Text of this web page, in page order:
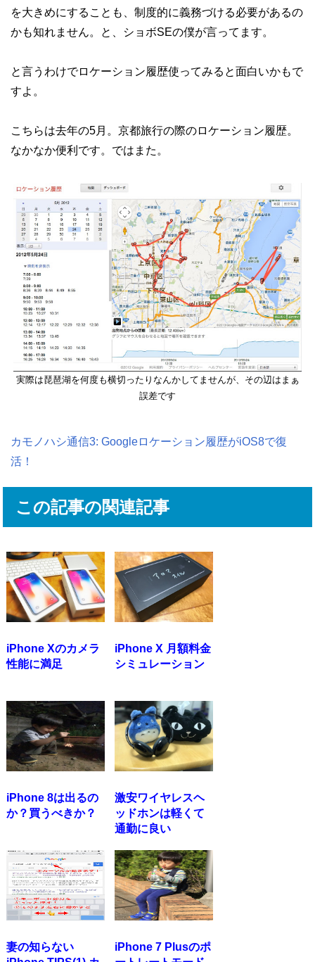
を大きめにすることも、制度的に義務づける必要があるの
かも知れません。と、ショボSEの僕が言ってます。
と言うわけでロケーション履歴使ってみると面白いかもで
すよ。
こちらは去年の5月。京都旅行の際のロケーション履歴。
なかなか便利です。ではまた。
実際は琵琶湖を何度も横切ったりなんかしてませんが、その辺はまぁ
誤差です
カモノハシ通信3: Googleロケーション履歴がiOS8で復
活！
この記事の関連記事
iPhone Xのカメラ
性能に満足
iPhone X 月額料金
シミュレーション
iPhone 8は出るの
か？買うべきか？
激安ワイヤレスヘ
ッドホンは軽くて
通勤に良い
妻の知らない
iPhone 7 Plusのポ